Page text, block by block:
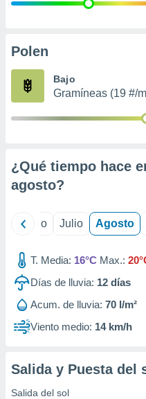
e
publicidad
Polen
Bajo
Gramíneas (19 #/
¿Qué tiempo hace
agosto?
Junio Julio Agosto
T. Media: 16°C Max.:
Días de lluvia: 12 días
Acum. de lluvia: 70 l/m²
Viento medio: 14 km/h
Salida y Puesta del
Salida del sol